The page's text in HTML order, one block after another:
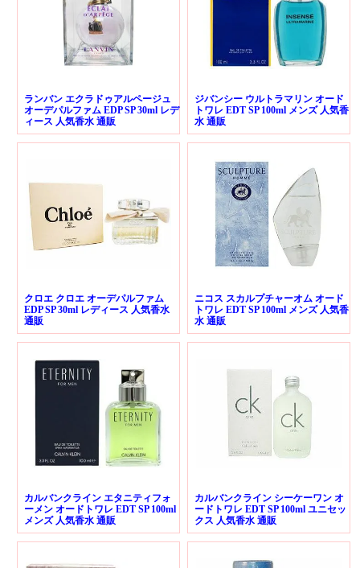
ランバン エクラドゥアルページュ
オーデパルファム EDP SP 30ml レデ
ィース 人気香水 通販
ジバンシー ウルトラマリン オード
トワレ EDT SP 100ml メンズ 人気香
水 通販
クロエ クロエ オーデパルファム
EDP SP 30ml レディース 人気香水
通販
ニコス スカルプチャーオム オード
トワレ EDT SP 100ml メンズ 人気香
水 通販
カルバンクライン エタニティフォ
ーメン オードトワレ EDT SP 100ml
メンズ 人気香水 通販
カルバンクライン シーケーワン オ
ードトワレ EDT SP 100ml ユニセッ
クス 人気香水 通販